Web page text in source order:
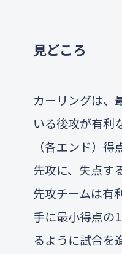
見どころ
カーリングは、
いる後攻が有利
（各エンド）
先攻に、失点す
先攻チームは有
手に最小得点の
るように試合を